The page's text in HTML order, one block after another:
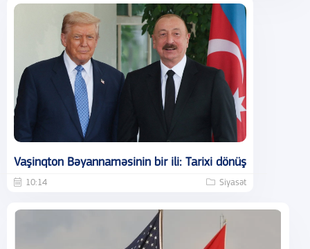
Vaşinqton Bəyannaməsinin bir ili: Tarixi dönüş
10:14 Siyasət